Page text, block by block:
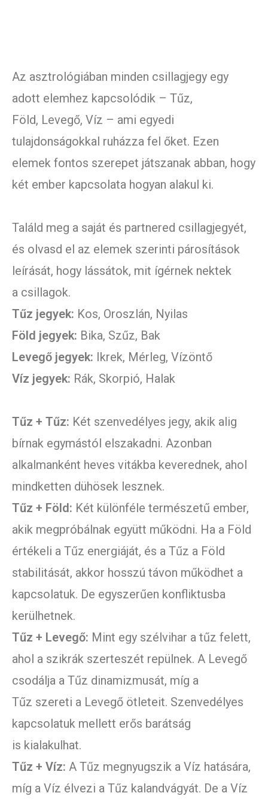
Az asztrológiában minden csillagjegy egy
adott elemhez kapcsolódik – Tűz,
Föld, Levegő, Víz – ami egyedi
tulajdonságokkal ruházza fel őket. Ezen
elemek fontos szerepet játszanak abban, hogy
két ember kapcsolata hogyan alakul ki.
Találd meg a saját és partnered csillagjegyét,
és olvasd el az elemek szerinti párosítások
leírását, hogy lássátok, mit ígérnek nektek
a csillagok.
Tűz jegyek: Kos, Oroszlán, Nyilas
Föld jegyek: Bika, Szűz, Bak
Levegő jegyek: Ikrek, Mérleg, Vízöntő
Víz jegyek: Rák, Skorpió, Halak
Tűz + Tűz: Két szenvedélyes jegy, akik alig
bírnak egymástól elszakadni. Azonban
alkalmanként heves vitákba keverednek, ahol
mindketten dühösek lesznek.
Tűz + Föld: Két különféle természetű ember,
akik megpróbálnak együtt működni. Ha a Föld
értékeli a Tűz energiáját, és a Tűz a Föld
stabilitását, akkor hosszú távon működhet a
kapcsolatuk. De egyszerűen konfliktusba
kerülhetnek.
Tűz + Levegő: Mint egy szélvihar a tűz felett,
ahol a szikrák szerteszét repülnek. A Levegő
csodálja a Tűz dinamizmusát, míg a
Tűz szereti a Levegő ötleteit. Szenvedélyes
kapcsolatuk mellett erős barátság
is kialakulhat.
Tűz + Víz: A Tűz megnyugszik a Víz hatására,
míg a Víz élvezi a Tűz kalandvágyát. De a Víz